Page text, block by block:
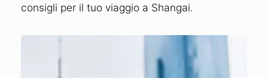
consigli per il tuo viaggio a Shangai.